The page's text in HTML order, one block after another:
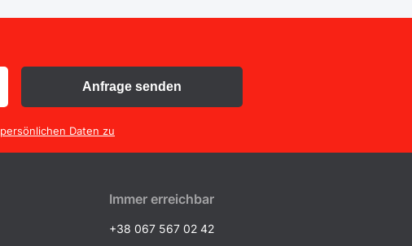
persönlichen Daten zu
Anfrage senden
Immer erreichbar
+38 067 567 02 42